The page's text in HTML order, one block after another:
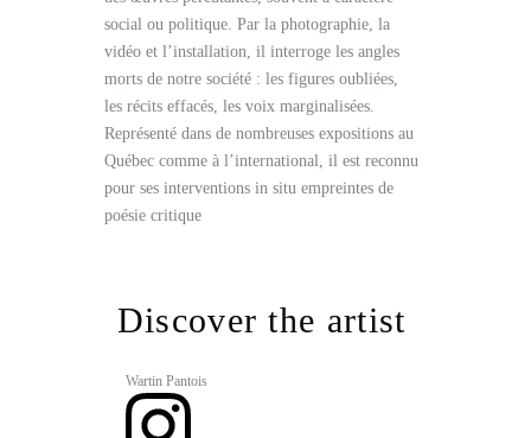
social ou politique. Par la photographie, la
vidéo et l’installation, il interroge les angles
morts de notre société : les figures oubliées,
les récits effacés, les voix marginalisées.
Représenté dans de nombreuses expositions au
Québec comme à l’international, il est reconnu
pour ses interventions in situ empreintes de
poésie critique
Discover the artist
Wartin Pantois